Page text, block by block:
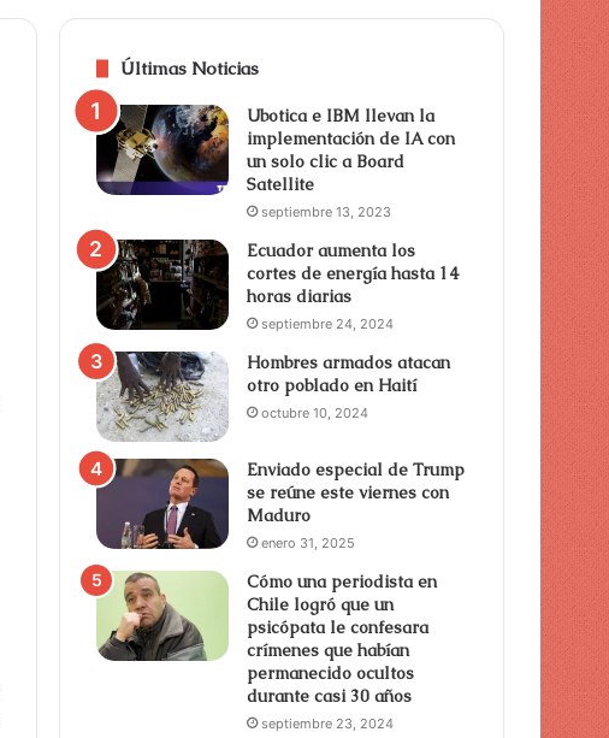
Últimas Noticias
Ubotica e IBM llevan la
implementación de IA con
un solo clic a Board
Satellite
septiembre 13, 2023
Ecuador aumenta los
cortes de energía hasta 14
horas diarias
septiembre 24, 2024
Hombres armados atacan
otro poblado en Haití
octubre 10, 2024
Enviado especial de Trump
se reúne este viernes con
Maduro
enero 31, 2025
Cómo una periodista en
Chile logró que un
psicópata le confesara
crímenes que habían
permanecido ocultos
durante casi 30 años
septiembre 23, 2024